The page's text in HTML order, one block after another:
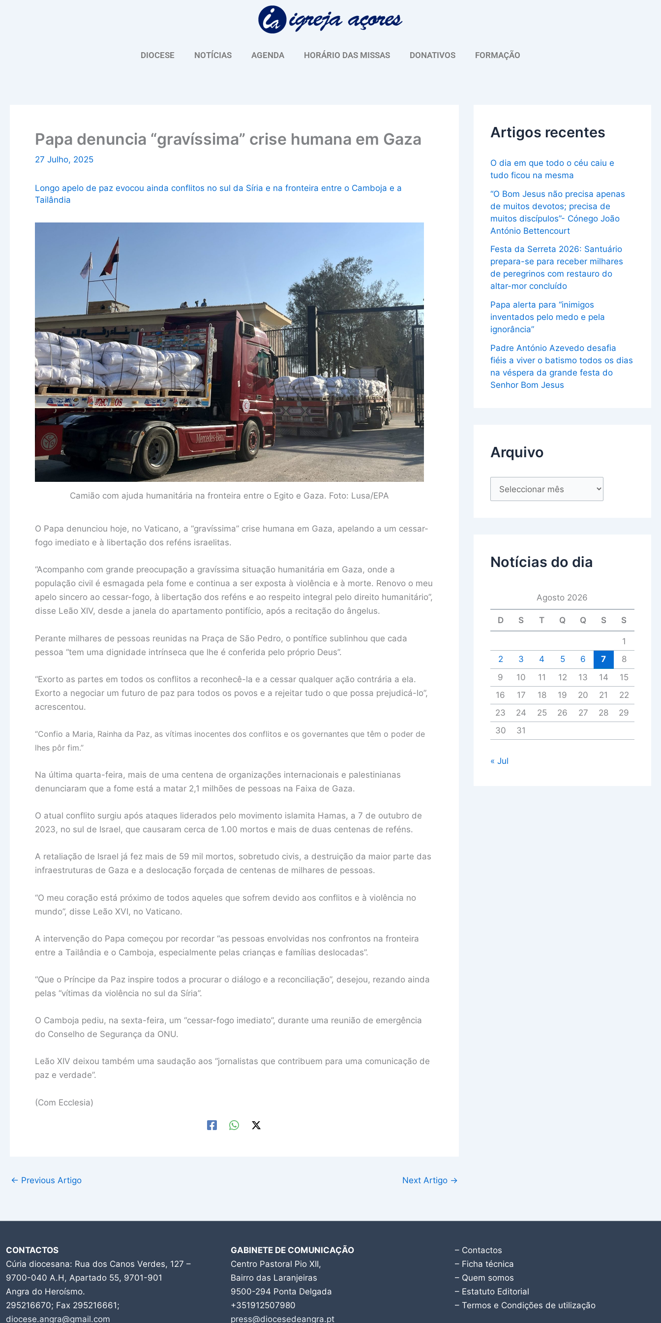
DIOCESE NOTÍCIAS AGENDA HORÁRIO DAS MISSAS DONATIVOS FORMAÇÃO
Papa denuncia “gravíssima” crise humana em Gaza
27 Julho, 2025
Longo apelo de paz evocou ainda conflitos no sul da Síria e na fronteira entre o Camboja e a
Tailândia
Camião com ajuda humanitária na fronteira entre o Egito e Gaza. Foto: Lusa/EPA
O Papa denunciou hoje, no Vaticano, a “gravíssima” crise humana em Gaza, apelando a um cessar-
fogo imediato e à libertação dos reféns israelitas.
“Acompanho com grande preocupação a gravíssima situação humanitária em Gaza, onde a
população civil é esmagada pela fome e continua a ser exposta à violência e à morte. Renovo o meu
apelo sincero ao cessar-fogo, à libertação dos reféns e ao respeito integral pelo direito humanitário”,
disse Leão XIV, desde a janela do apartamento pontifício, após a recitação do ângelus.
Perante milhares de pessoas reunidas na Praça de São Pedro, o pontífice sublinhou que cada
pessoa “tem uma dignidade intrínseca que lhe é conferida pelo próprio Deus”.
“Exorto as partes em todos os conflitos a reconhecê-la e a cessar qualquer ação contrária a ela.
Exorto a negociar um futuro de paz para todos os povos e a rejeitar tudo o que possa prejudicá-lo”,
acrescentou.
“Confio a Maria, Rainha da Paz, as vítimas inocentes dos conflitos e os governantes que têm o poder de
lhes pôr fim.”
Na última quarta-feira, mais de uma centena de organizações internacionais e palestinianas
denunciaram que a fome está a matar 2,1 milhões de pessoas na Faixa de Gaza.
O atual conflito surgiu após ataques liderados pelo movimento islamita Hamas, a 7 de outubro de
2023, no sul de Israel, que causaram cerca de 1.00 mortos e mais de duas centenas de reféns.
A retaliação de Israel já fez mais de 59 mil mortos, sobretudo civis, a destruição da maior parte das
infraestruturas de Gaza e a deslocação forçada de centenas de milhares de pessoas.
“O meu coração está próximo de todos aqueles que sofrem devido aos conflitos e à violência no
mundo”, disse Leão XVI, no Vaticano.
A intervenção do Papa começou por recordar “as pessoas envolvidas nos confrontos na fronteira
entre a Tailândia e o Camboja, especialmente pelas crianças e famílias deslocadas”.
“Que o Príncipe da Paz inspire todos a procurar o diálogo e a reconciliação”, desejou, rezando ainda
pelas “vítimas da violência no sul da Síria”.
O Camboja pediu, na sexta-feira, um “cessar-fogo imediato”, durante uma reunião de emergência
do Conselho de Segurança da ONU.
Leão XIV deixou também uma saudação aos “jornalistas que contribuem para uma comunicação de
paz e verdade”.
(Com Ecclesia)
← Previous Artigo Next Artigo →
Artigos recentes
O dia em que todo o céu caiu e
tudo ficou na mesma
“O Bom Jesus não precisa apenas
de muitos devotos; precisa de
muitos discípulos”- Cónego João
António Bettencourt
Festa da Serreta 2026: Santuário
prepara-se para receber milhares
de peregrinos com restauro do
altar-mor concluído
Papa alerta para “inimigos
inventados pelo medo e pela
ignorância”
Padre António Azevedo desafia
fiéis a viver o batismo todos os dias
na véspera da grande festa do
Senhor Bom Jesus
Arquivo
u
Notícias do dia
Agosto 2026
D S T Q Q S S
1
2
3 4 5 6 7
8
9
10 11 12 13 14
15
16
17 18 19 20 21
22
23
24 25 26 27 28
29
30
31
« Jul
CONTACTOS
Cúria diocesana: Rua dos Canos Verdes, 127 –
9700-040 A.H, Apartado 55, 9701-901
Angra do Heroísmo.
295216670; Fax 295216661;
diocese.angra@gmail.com
GABINETE DE COMUNICAÇÃO
Centro Pastoral Pio XII,
Bairro das Laranjeiras
9500-294 Ponta Delgada
+351912507980
press@diocesedeangra.pt
– Contactos
– Ficha técnica
– Quem somos
– Estatuto Editorial
– Termos e Condições de utilização